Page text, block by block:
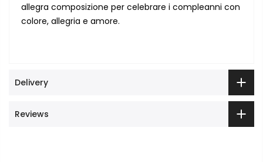
allegra composizione per celebrare i compleanni con
colore, allegria e amore.
Delivery
Reviews